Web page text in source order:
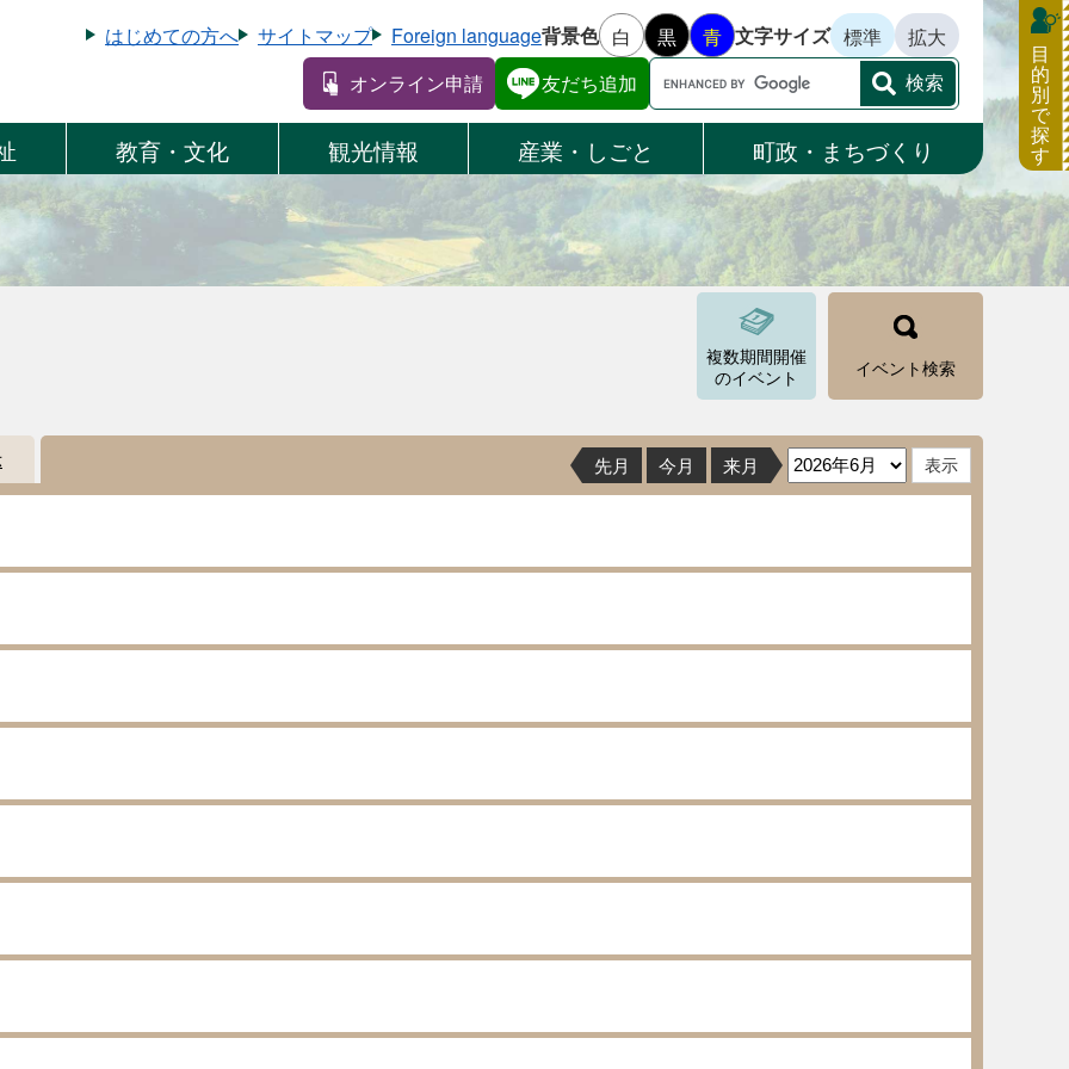
はじめての方へ サイトマップ Foreign language背景色 白 黒 青 文字サイズ 標準
拡大
オンライン申請
友だち追加
Google
カ
ス
ム
検
索
教育・文化 観光情報 産業・しごと 町政・まちづくり
目
的
別
で
探
す
複数期間開催
のイベント
イベント検索
先月 今月 来月